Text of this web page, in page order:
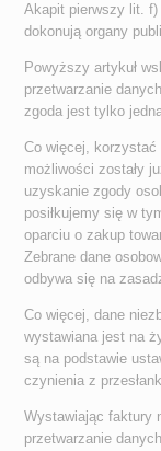
Akapit pierwszy lit.
dokonują organy
Powyższy artykuł
przetwarzanie
zgoda jest tylko
Co więcej, korzystać
możliwości zostały
uzyskanie zgody
posiłkujemy się w
oparciu o zakup
Zebrane dane
odbywa się na
Co więcej, dane
wystawiana jest na
są na podstawie
czynienia z
Wystawiając faktury
przetwarzanie